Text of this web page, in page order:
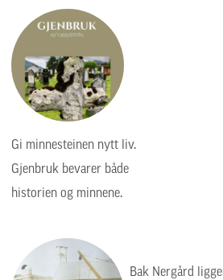
Gi minnesteinen nytt liv.
Gjenbruk bevarer både
historien og minnene.
Bak Nergård